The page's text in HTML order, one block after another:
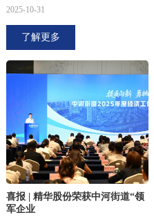
2025-10-31
了解更多
喜报 | 精华股份荣获中河街道“领
军企业